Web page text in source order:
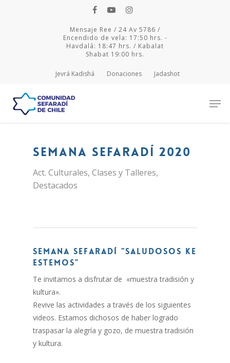
Mensaje Ree / 24 Av 5786 /
Encendido de vela: 17:50 hrs. -
Havdalá: 18:47 hrs. / Kabalat
Shabat 19:00 hrs.
Jevrá Kadishá Donaciones Jadashot
Hit enter to search or ESC to close
Semana Sefaradí 2020
Act. Culturales, Clases y Talleres,
Destacados
SEMANA Sefaradí “Saludosos Ke
Estemos”
Te invitamos a disfrutar de «muestra tradisión y
kultura».
Revive las actividades a través de los siguientes
videos. Estamos dichosos de haber logrado
traspasar la alegría y gozo, de muestra tradisión
y kultura.